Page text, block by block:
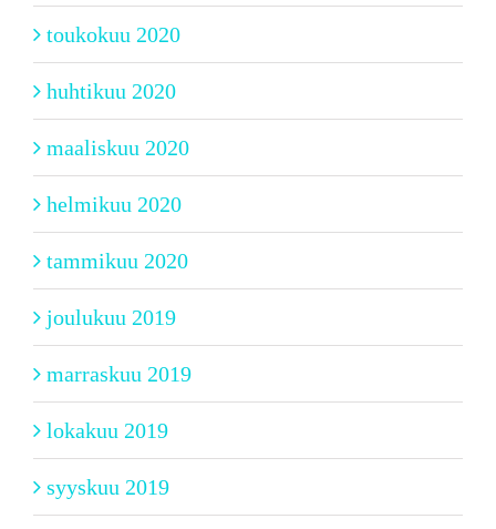
toukokuu 2020
huhtikuu 2020
maaliskuu 2020
helmikuu 2020
tammikuu 2020
joulukuu 2019
marraskuu 2019
lokakuu 2019
syyskuu 2019